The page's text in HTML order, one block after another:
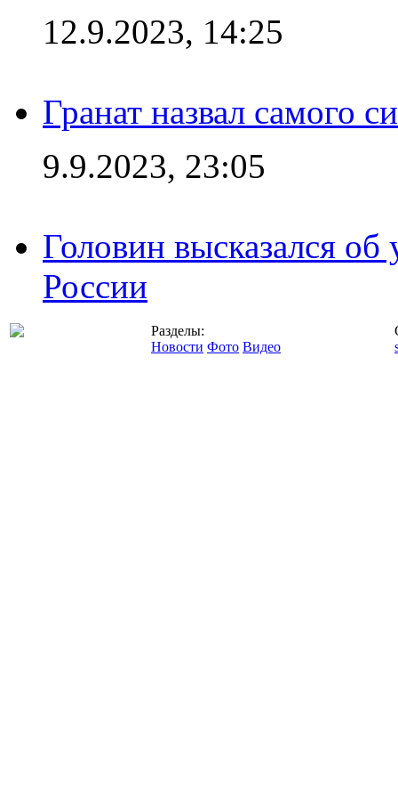
12.9.2023, 14:25
Гранат назвал самого
9.9.2023, 23:05
Головин высказался
России
Разделы:
Новости Фото Видео